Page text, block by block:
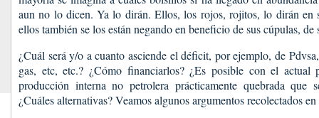
aun no lo dicen. Ya lo dirán. Ellos, los rojos, rojitos, lo dirán en
ellos también se los están negando en beneficio de sus cúpulas, de
¿Cuál será y/o a cuanto asciende el déficit, por ejemplo, de
gas, etc, etc.? ¿Cómo financiarlos? ¿Es posible con el
producción interna no petrolera prácticamente quebrada que
¿Cuáles alternativas? Veamos algunos argumentos recolectados